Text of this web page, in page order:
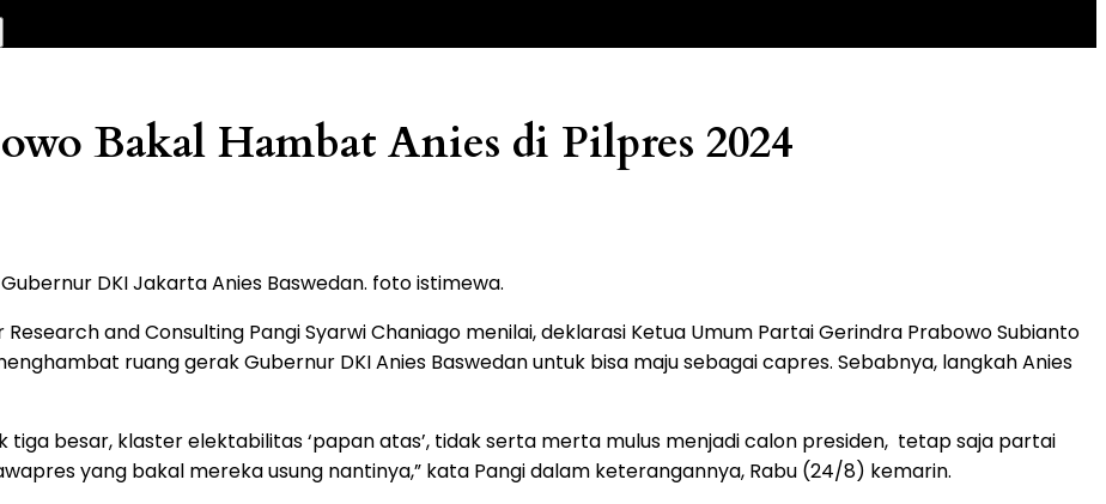
Bakal Hambat Anies di Pilpres 2024
DKI Jakarta Anies Baswedan. foto istimewa.
Research and Consulting Pangi Syarwi Chaniago menilai, deklarasi Ketua Umum Partai Gerindra Prabowo Subianto
ruang gerak Gubernur DKI Anies Baswedan untuk bisa maju sebagai capres. Sebabnya, langkah Anies
tiga besar, klaster elektabilitas ‘papan atas’, tidak serta merta mulus menjadi calon presiden, tetap saja partai
yang bakal mereka usung nantinya,” kata Pangi dalam keterangannya, Rabu (24/8) kemarin.